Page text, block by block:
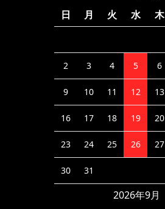
日
月 火 水 木
2 3 4 5 6
9 10 11 12 13
16 17 18 19 20
23 24 25 26 27
30 31
2026年9月